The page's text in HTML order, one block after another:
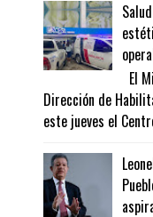
El
Dirección de
este jueves el